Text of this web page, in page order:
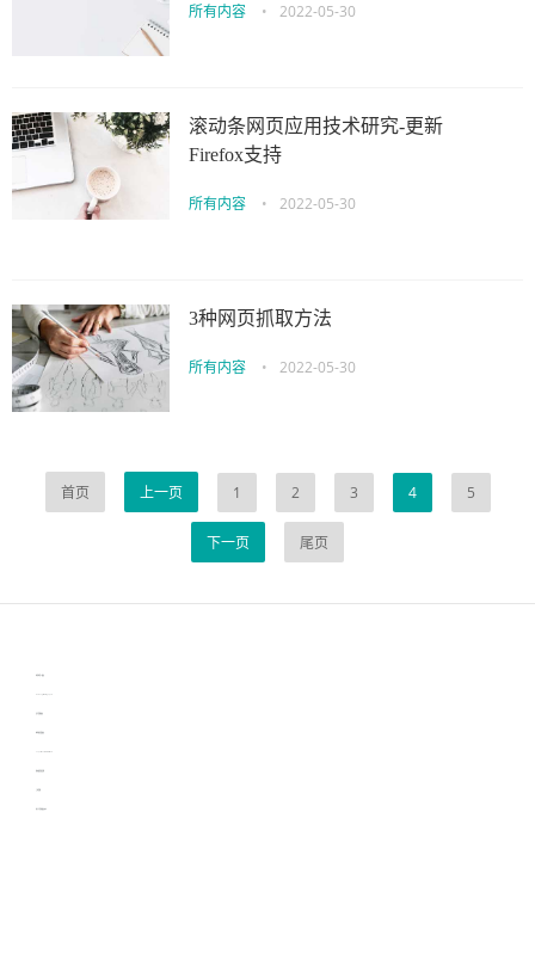
所有内容 • 2022-05-30
滚动条网页应用技术研究-更新
Firefox支持
所有内容 • 2022-05-30
3种网页抓取方法
所有内容 • 2022-05-30
首页 上一页 1 2 3 4 5
下一页 尾页